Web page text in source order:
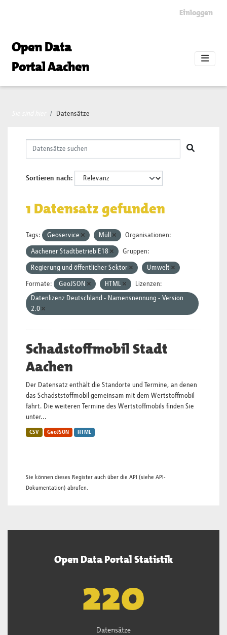
Einloggen
Open Data
Portal Aachen
Datensätze
Sortieren nach
1 Datensatz gefunden
Tags: Geoservice Müll Organisationen:
Aachener Stadtbetrieb E18 Gruppen:
Regierung und öffentlicher Sektor Umwelt
Formate: GeoJSON HTML
Lizenzen:
Datenlizenz Deutschland - Namensnennung - Version
2.0
Schadstoffmobil Stadt
Aachen
Der Datensatz enthält die Standorte und Termine, an denen
das Schadststoffmobil gemeinsam mit dem Wertstoffmobil
fährt. Die weiteren Termine des Wertstoffmobils finden Sie
unter...
CSV GeoJSON HTML
Sie können dieses Register auch über die API (siehe API-
Dokumentation) abrufen.
Open Data Portal Statistik
221
Datensätze